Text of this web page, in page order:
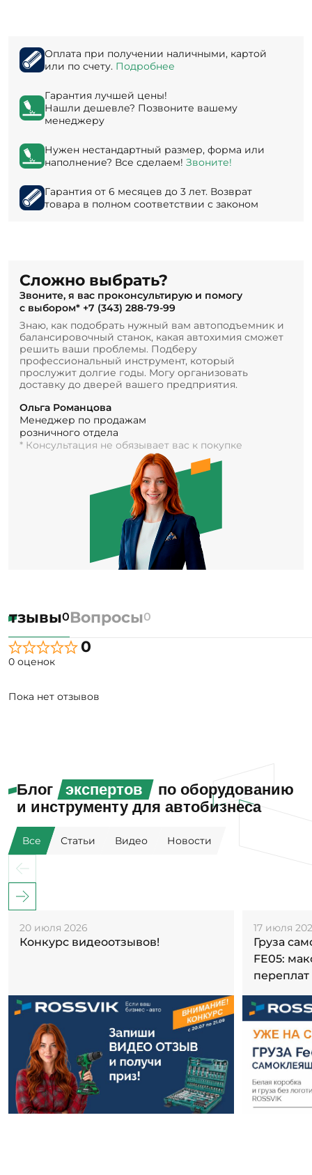
Оплата при получении наличными, картой
или по счету. Подробнее
Гарантия лучшей цены!
Нашли дешевле? Позвоните вашему
менеджеру
Нужен нестандартный размер, форма или
наполнение? Все сделаем! Звоните!
Гарантия от 6 месяцев до 3 лет. Возврат
товара в полном соответствии с законом
Сложно выбрать?
Звоните, я вас проконсультирую и помогу
с выбором* +7 (343) 288-79-99
Знаю, как подобрать нужный вам автоподъемник и
балансировочный станок, какая автохимия сможет
решить ваши проблемы. Подберу
профессиональный инструмент, который
прослужит долгие годы. Могу организовать
доставку до дверей вашего предприятия.
Ольга Романцова
Менеджер по продажам
розничного отдела
* Консультация не обязывает вас к покупке
0Вопросы0
0
0 оценок
Пока нет отзывов
Блог экспертов
по оборудованию
и инструменту для автобизнеса
Все Статьи Видео Новости
20 июля 2026
Конкурс видеоотзывов!
17 июля
Груза
FE05:
переплат